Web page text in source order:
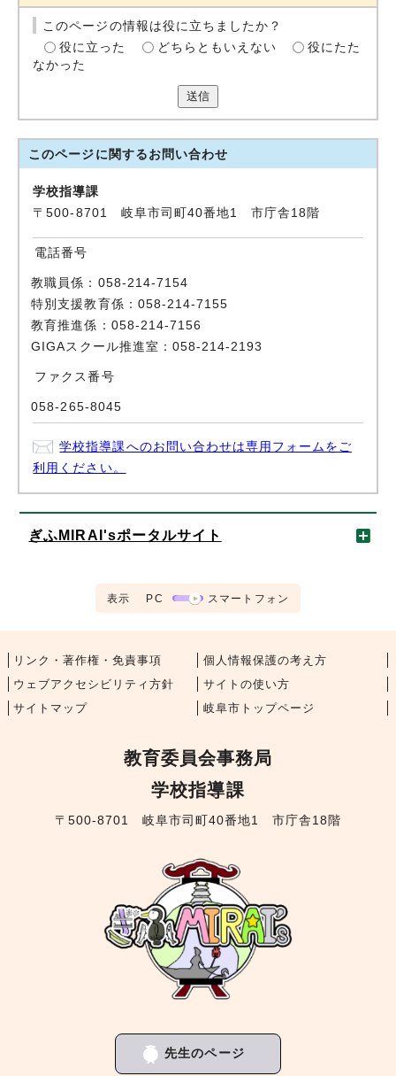
このページの情報は役に立ちましたか？
役に立った
どちらともいえない
役にたた
なかった
送信
このページに関する お問い合わせ
学校指導課
〒500-8701 岐阜市司町40番地1 市庁舎18階
電話番号
教職員係：058-214-7154
特別支援教育係：058-214-7155
教育推進係：058-214-7156
GIGAスクール推進室：058-214-2193
ファクス番号
058-265-8045
学校指導課へのお問い合わせは専用フォームをご
利用ください。
ぎふMIRAI'sポータルサイト
表示 PC スマートフォン
リンク・著作権・免責事項
個人情報保護の考え方
ウェブアクセシビリティ方針
サイトの使い方
サイトマップ
岐阜市トップページ
教育委員会事務局
学校指導課
〒500-8701 岐阜市司町40番地1 市庁舎18階
先生のページ